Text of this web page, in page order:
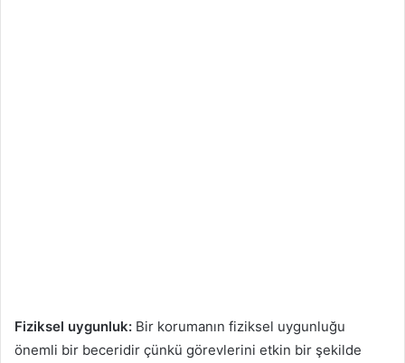
Fiziksel uygunluk: Bir korumanın fiziksel uygunluğu
önemli bir beceridir çünkü görevlerini etkin bir şekilde